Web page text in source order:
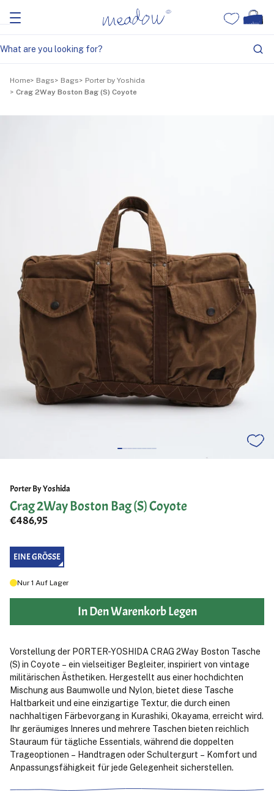
Home Bags Bags
Porter by Yoshida
Crag 2Way Boston Bag (S) Coyote
Porter By Yoshida
Crag 2Way Boston Bag (S) Coyote
€486,95
EINE GRÖSSE
Nur1 Auf Lager
In Den Warenkorb Legen
Vorstellung der PORTER-YOSHIDA CRAG 2Way Boston Tasche
(S) in Coyote – ein vielseitiger Begleiter, inspiriert von vintage
militärischen Ästhetiken. Hergestellt aus einer hochdichten
Mischung aus Baumwolle und Nylon, bietet diese Tasche
Haltbarkeit und eine einzigartige Textur, die durch einen
nachhaltigen Färbevorgang in Kurashiki, Okayama, erreicht wird.
Ihr geräumiges Inneres und mehrere Taschen bieten reichlich
Stauraum für tägliche Essentials, während die doppelten
Trageoptionen – Handtragen oder Schultergurt – Komfort und
Anpassungsfähigkeit für jede Gelegenheit sicherstellen.